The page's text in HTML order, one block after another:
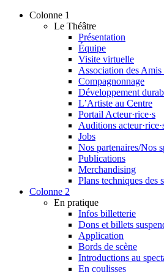
Colonne 1
Le Théâtre
Présentation
Équipe
Visite virtuelle
Association des Amis
Compagnonnage
Développement
L’Artiste au Centre
Portail Acteur·rice·s
Auditions
Jobs
Nos partenaires/Nos
Publications
Merchandising
Plans techniques des
Colonne 2
En pratique
Infos billetterie
Dons et billets
Application
Bords de scène
Introductions au
En coulisses